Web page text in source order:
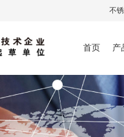
不
首页 产